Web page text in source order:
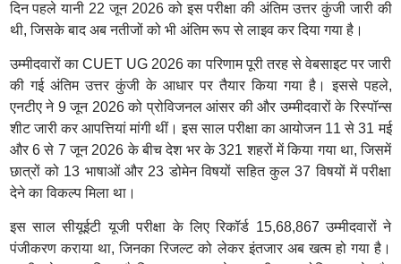
दिन पहले यानी 22 जून 2026 को इस परीक्षा की अंतिम उत्तर कुंजी जारी की
थी, जिसके बाद अब नतीजों को भी अंतिम रूप से लाइव कर दिया गया है।
उम्मीदवारों का CUET UG 2026 का परिणाम पूरी तरह से वेबसाइट पर जारी
की गई अंतिम उत्तर कुंजी के आधार पर तैयार किया गया है। इससे पहले,
एनटीए ने 9 जून 2026 को प्रोविजनल आंसर की और उम्मीदवारों के रिस्पॉन्स
शीट जारी कर आपत्तियां मांगी थीं। इस साल परीक्षा का आयोजन 11 से 31 मई
और 6 से 7 जून 2026 के बीच देश भर के 321 शहरों में किया गया था, जिसमें
छात्रों को 13 भाषाओं और 23 डोमेन विषयों सहित कुल 37 विषयों में परीक्षा
देने का विकल्प मिला था।
इस साल सीयूईटी यूजी परीक्षा के लिए रिकॉर्ड 15,68,867 उम्मीदवारों ने
पंजीकरण कराया था, जिनका रिजल्ट को लेकर इंतजार अब खत्म हो गया है।